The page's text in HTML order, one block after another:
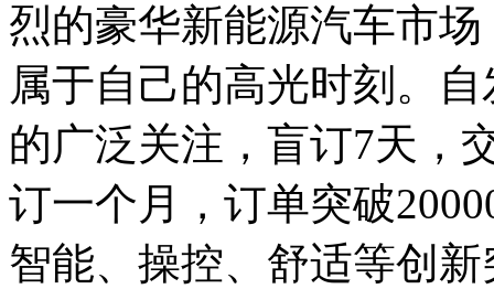
烈的豪华新能源汽车市
属于自己的高光时刻。
的广泛关注，盲订7天，
订一个月，订单突破
智能、操控、舒适等创